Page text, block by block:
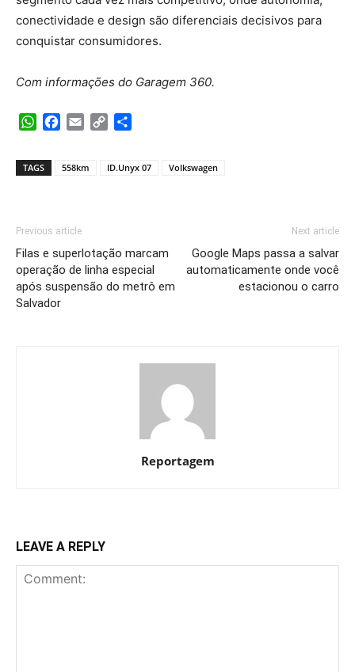
conectividade e design são diferenciais decisivos para
conquistar consumidores.
Com informações do Garagem 360.
WhatsApp
Facebook
Email Copy
TAGS 558km ID.Unyx 07 Volkswagen
Previous article
Filas e superlotação marcam
operação de linha especial
após suspensão do metrô em
Salvador
Next article
Google Maps passa a salvar
automaticamente onde você
estacionou o carro
Reportagem
LEAVE A REPLY